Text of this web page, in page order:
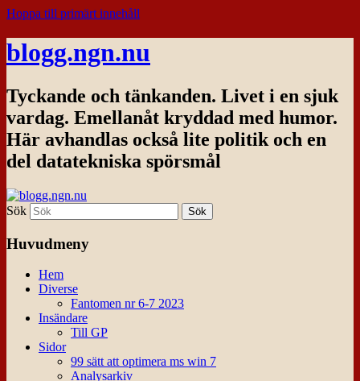
Hoppa till primärt innehåll
blogg.ngn.nu
Tyckande och tänkanden. Livet i en sjuk
vardag. Emellanåt kryddad med humor.
Här avhandlas också lite politik och en
del datatekniska spörsmål
Sök
Huvudmeny
Hem
Diverse
Fantomen nr 6-7 2023
Insändare
Till GP
Sidor
99 sätt att optimera ms win 7
Analysarkiv